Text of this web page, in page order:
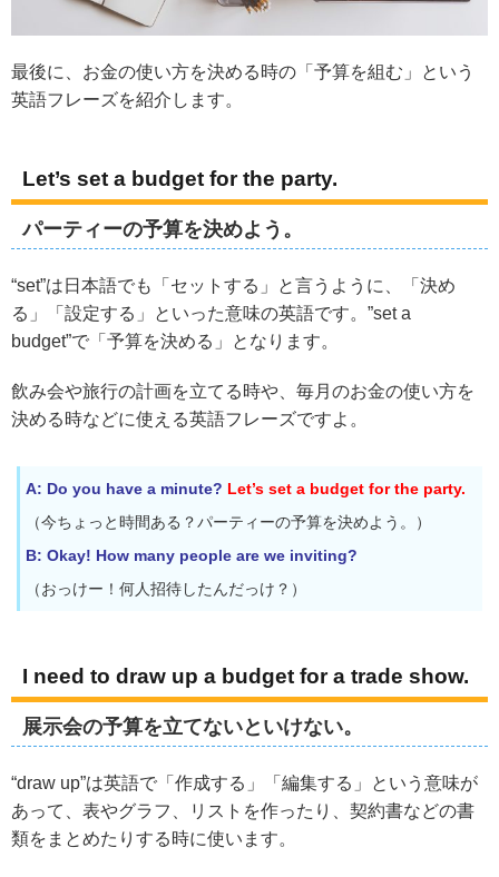
最後に、お金の使い方を決める時の「予算を組む」という
英語フレーズを紹介します。
Let’s set a budget for the party.
パーティーの予算を決めよう。
“set”は日本語でも「セットする」と言うように、「決め
る」「設定する」といった意味の英語です。”set a
budget”で「予算を決める」となります。
飲み会や旅行の計画を立てる時や、毎月のお金の使い方を
決める時などに使える英語フレーズですよ。
A: Do you have a minute? Let’s set a budget for the party.
（今ちょっと時間ある？パーティーの予算を決めよう。）
B: Okay! How many people are we inviting?
（おっけー！何人招待したんだっけ？）
I need to draw up a budget for a trade show.
展示会の予算を立てないといけない。
“draw up”は英語で「作成する」「編集する」という意味が
あって、表やグラフ、リストを作ったり、契約書などの書
類をまとめたりする時に使います。